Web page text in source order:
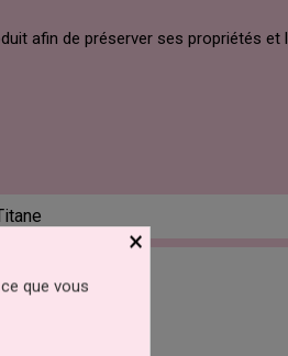
afin de préserver ses propriétés et
: Fruits À Coque
: Gluten
×
que vous